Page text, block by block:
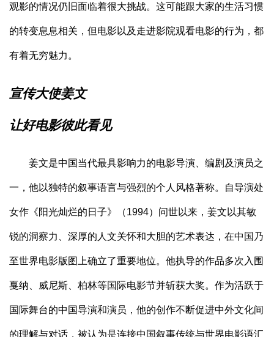
观影的情况仍旧面临着很大挑战。这可能跟大家的生活习惯
的转变息息相关，但电影以及走进影院观看电影的行为，都
有着无穷魅力。
宣传大使姜文
让好电影彼此看见
姜文是中国当代最具影响力的电影导演、编剧及演员之
一，他以独特的叙事语言与强烈的个人风格著称。自导演处
女作《阳光灿烂的日子》（1994）问世以来，姜文以其敏
锐的洞察力、深厚的人文关怀和大胆的艺术表达，在中国乃
至世界电影版图上确立了重要地位。他执导的作品多次入围
戛纳、威尼斯、柏林等国际电影节并斩获大奖。作为活跃于
国际舞台的中国导演和演员，他的创作不断促进中外文化间
的理解与对话，被认为是连接中国叙事传统与世界电影语汇